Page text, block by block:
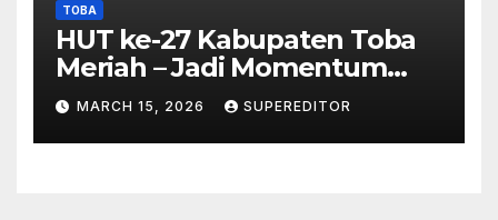
TOBA
HUT ke-27 Kabupaten Toba
Meriah – Jadi Momentum
Perkuat Sinergi
Pembangunan Kawasan
Danau Toba
MARCH 15, 2026 SUPEREDITOR